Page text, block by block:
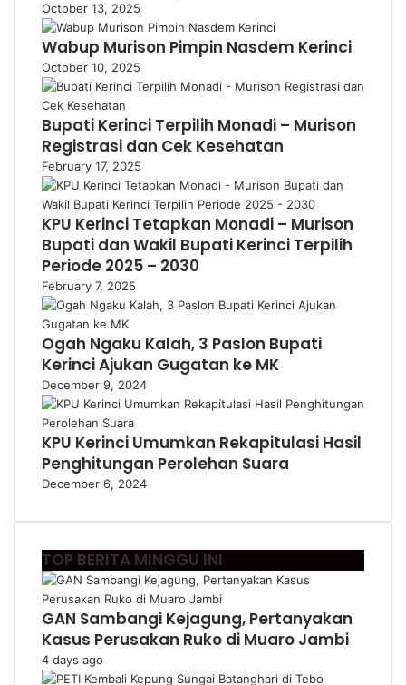
October 13, 2025
Wabup Murison Pimpin Nasdem Kerinci
October 10, 2025
Bupati Kerinci Terpilih Monadi – Murison
Registrasi dan Cek Kesehatan
February 17, 2025
KPU Kerinci Tetapkan Monadi – Murison
Bupati dan Wakil Bupati Kerinci Terpilih
Periode 2025 – 2030
February 7, 2025
Ogah Ngaku Kalah, 3 Paslon Bupati
Kerinci Ajukan Gugatan ke MK
December 9, 2024
KPU Kerinci Umumkan Rekapitulasi Hasil
Penghitungan Perolehan Suara
December 6, 2024
TOP BERITA MINGGU INI
GAN Sambangi Kejagung, Pertanyakan
Kasus Perusakan Ruko di Muaro Jambi
4 days ago